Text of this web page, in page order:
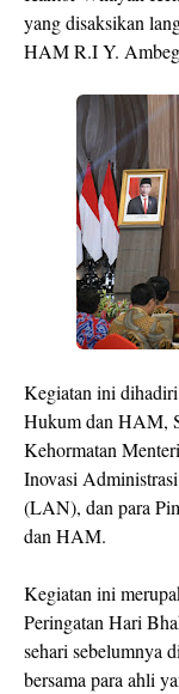
yang disaksikan
HAM R.I Y. Ambeg
Kegiatan ini
Hukum dan HAM,
Kehormatan
Inovasi
(LAN), dan para
dan HAM.
Kegiatan ini
Peringatan Hari
sehari sebelumnya
bersama para ahli